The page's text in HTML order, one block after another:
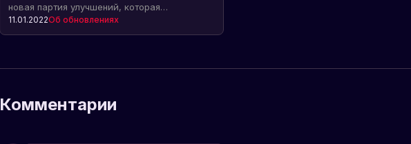
индивидуальность
новая партия улучшений, которая
значительно повышает комфорт игрового
процесса и качество жизни игроков. Узнайте
11.01.2022Об обновлениях
Комментарии